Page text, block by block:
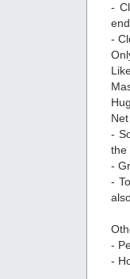
-
-
-
the
-
-
-
-